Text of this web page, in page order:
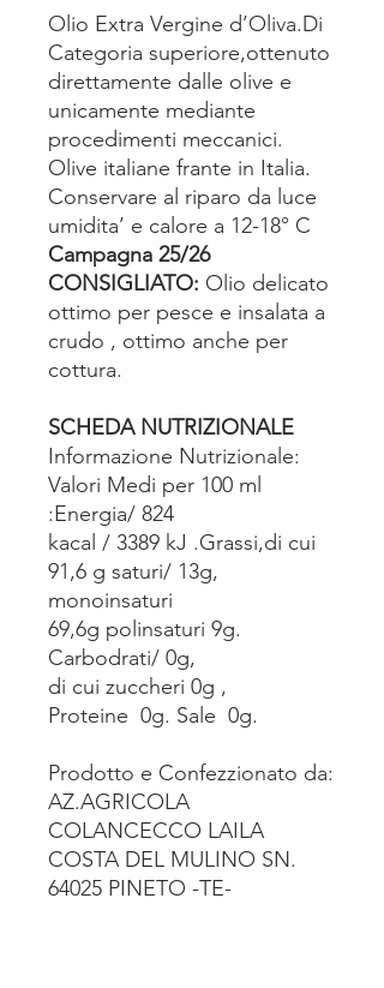
Olio Extra Vergine d’Oliva.Di
Categoria superiore,ottenuto
direttamente dalle olive e
unicamente mediante
procedimenti meccanici.
Olive italiane frante in Italia.
Conservare al riparo da luce
umidita’ e calore a 12-18° C
Campagna 25/26
CONSIGLIATO: Olio delicato
ottimo per pesce e insalata a
crudo , ottimo anche per
cottura.
SCHEDA NUTRIZIONALE
Informazione Nutrizionale:
Valori Medi per 100 ml
:Energia/ 824
kacal / 3389 kJ .Grassi,di cui
91,6 g saturi/ 13g,
monoinsaturi
69,6g polinsaturi 9g.
Carbodrati/ 0g,
di cui zuccheri 0g ,
Proteine 0g. Sale 0g.
Prodotto e Confezzionato da:
AZ.AGRICOLA
COLANCECCO LAILA
COSTA DEL MULINO SN.
64025 PINETO -TE-